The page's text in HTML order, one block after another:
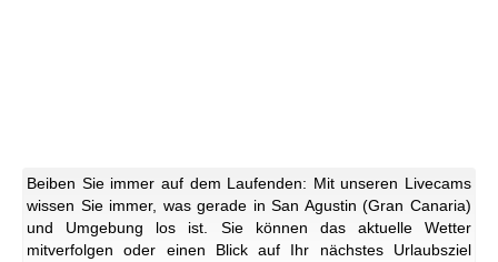
Beiben Sie immer auf dem Laufenden: Mit unseren Livecams
wissen Sie immer, was gerade in San Agustin (Gran Canaria)
und Umgebung los ist. Sie können das aktuelle Wetter
mitverfolgen oder einen Blick auf Ihr nächstes Urlaubsziel